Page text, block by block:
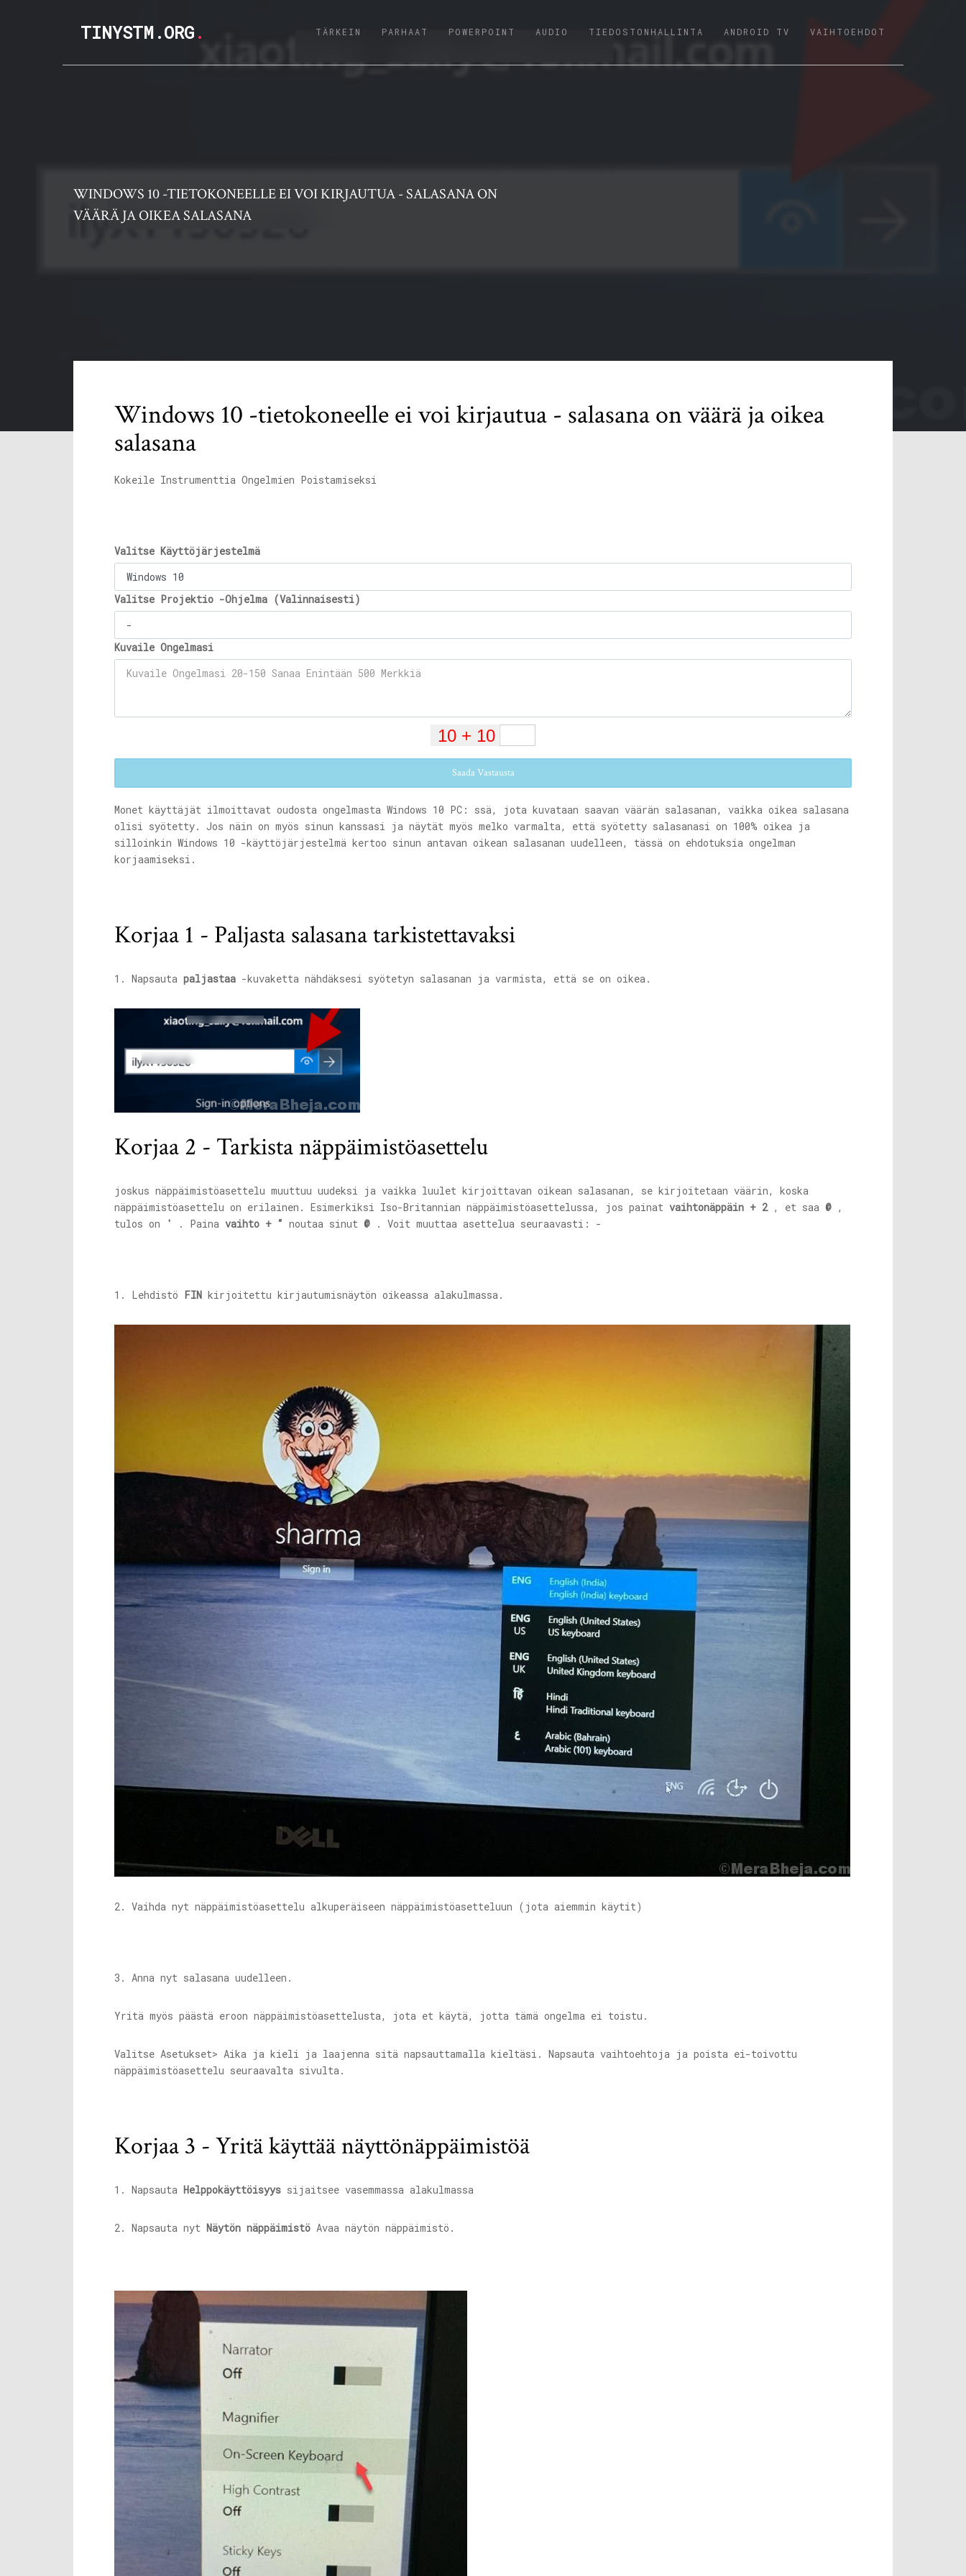
TINYSTM.ORG. TÄRKEIN (CURRENT)
PARHAAT POWERPOINT AUDIO TIEDOSTONHALLINTA ANDROID TV VAIHTOEHDOT
WINDOWS 10 -TIETOKONEELLE EI VOI KIRJAUTUA - SALASANA ON
VÄÄRÄ JA OIKEA SALASANA
Windows 10 -tietokoneelle ei voi kirjautua - salasana on väärä ja oikea
salasana
Kokeile Instrumenttia Ongelmien Poistamiseksi
Valitse Käyttöjärjestelmä
Valitse Projektio -Ohjelma (Valinnaisesti)
Kuvaile Ongelmasi
Saada Vastausta
Monet käyttäjät ilmoittavat oudosta ongelmasta Windows 10 PC: ssä, jota kuvataan saavan väärän salasanan, vaikka oikea salasana
olisi syötetty. Jos näin on myös sinun kanssasi ja näytät myös melko varmalta, että syötetty salasanasi on 100% oikea ja
silloinkin Windows 10 -käyttöjärjestelmä kertoo sinun antavan oikean salasanan uudelleen, tässä on ehdotuksia ongelman
korjaamiseksi.
Korjaa 1 - Paljasta salasana tarkistettavaksi
1. Napsauta paljastaa -kuvaketta nähdäksesi syötetyn salasanan ja varmista, että se on oikea.
Korjaa 2 - Tarkista näppäimistöasettelu
joskus näppäimistöasettelu muuttuu uudeksi ja vaikka luulet kirjoittavan oikean salasanan, se kirjoitetaan väärin, koska
näppäimistöasettelu on erilainen. Esimerkiksi Iso-Britannian näppäimistöasettelussa, jos painat vaihtonäppäin + 2, et saa @ ,
tulos on
' . Paina vaihto + “ noutaa sinut @ . Voit muuttaa asettelua seuraavasti: -
1. Lehdistö FIN kirjoitettu kirjautumisnäytön oikeassa alakulmassa.
2. Vaihda nyt näppäimistöasettelu alkuperäiseen näppäimistöasetteluun (jota aiemmin käytit)
3. Anna nyt salasana uudelleen.
Yritä myös päästä eroon näppäimistöasettelusta, jota et käytä, jotta tämä ongelma ei toistu.
Valitse Asetukset> Aika ja kieli ja laajenna sitä napsauttamalla kieltäsi. Napsauta vaihtoehtoja ja poista ei-toivottu
näppäimistöasettelu seuraavalta sivulta.
Korjaa 3 - Yritä käyttää näyttönäppäimistöä
1. Napsauta Helppokäyttöisyys sijaitsee vasemmassa alakulmassa
2. Napsauta nyt Näytön näppäimistö Avaa näytön näppäimistö.